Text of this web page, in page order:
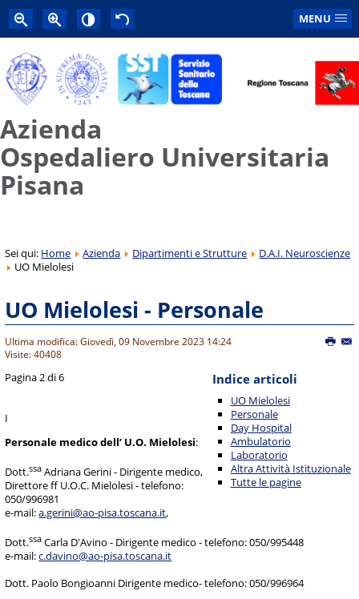
MENU
Azienda
Ospedaliero Universitaria
Pisana
Sei qui: Home Azienda Dipartimenti e Strutture
D.A.I. Neuroscienze
UO Mielolesi
UO Mielolesi - Personale
Ultima modifica: Giovedì, 09 Novembre 2023 14:24
Visite: 40408
Indice articoli
UO Mielolesi
Personale
Day Hospital
Ambulatorio
Laboratorio
Altra Attività Istituzionale
Tutte le pagine
Pagina 2 di 6
I
Personale medico dell’ U.O. Mielolesi:
Dott.ssa Adriana Gerini - Dirigente medico,
Direttore ff U.O.C. Mielolesi - telefono:
050/996981
e-mail:a.gerini@ao-pisa.toscana.it,
Dott.ssa Carla D'Avino - Dirigente medico - telefono: 050/995448
e-mail:c.davino@ao-pisa.toscana.it
Dott. Paolo Bongioanni Dirigente medico- telefono: 050/996964